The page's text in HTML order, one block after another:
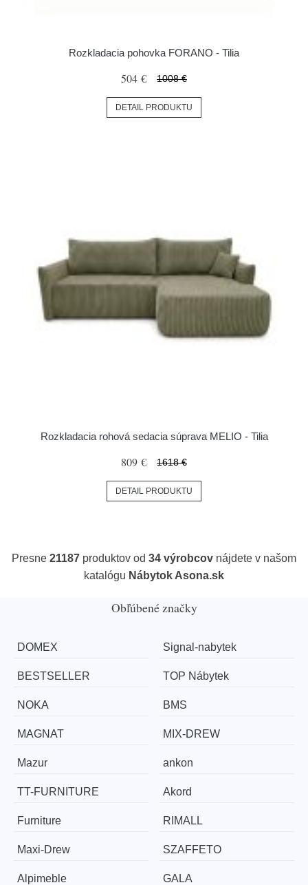
Rozkladacia pohovka FORANO - Tilia
504 € 1008 €
DETAIL PRODUKTU
Rozkladacia rohová sedacia súprava MELIO - Tilia
809 € 1618 €
DETAIL PRODUKTU
Presne 21187 produktov od 34 výrobcov nájdete v našom
katalógu Nábytok Asona.sk
Obľúbené značky
DOMEX Signal-nabytek
BESTSELLER TOP Nábytek
NOKA BMS
MAGNAT MIX-DREW
Mazur ankon
TT-FURNITURE Akord
Furniture RIMALL
Maxi-Drew SZAFFETO
Alpimeble GALA